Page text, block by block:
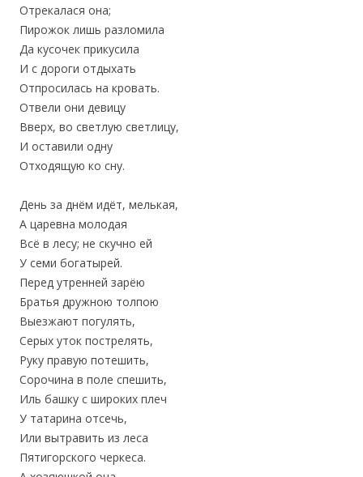
Отрекалася она;
Пирожок лишь разломила
Да кусочек прикусила
И с дороги отдыхать
Отпросилась на кровать.
Отвели они девицу
Вверх, во светлую светлицу,
И оставили одну
Отходящую ко сну.
День за днём идёт, мелькая,
А царевна молодая
Всё в лесу; не скучно ей
У семи богатырей.
Перед утренней зарёю
Братья дружною толпою
Выезжают погулять,
Серых уток пострелять,
Руку правую потешить,
Сорочина в поле спешить,
Иль башку с широких плеч
У татарина отсечь,
Или вытравить из леса
Пятигорского черкеса.